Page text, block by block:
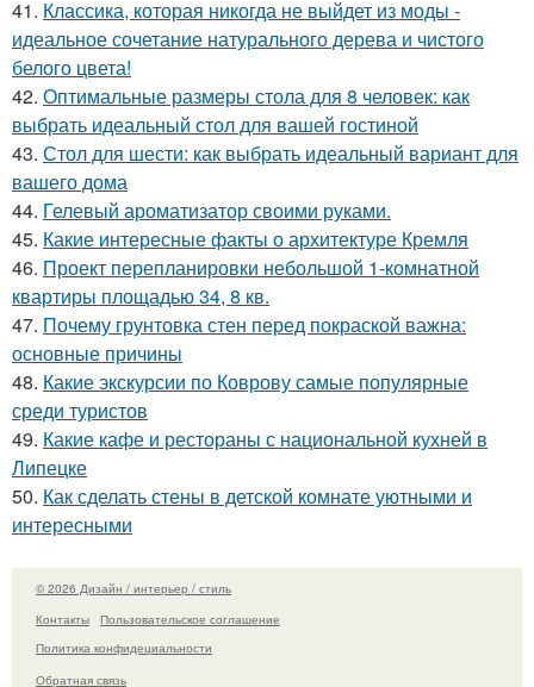
41. Классика, которая никогда не выйдет из моды -
идеальное сочетание натурального дерева и чистого
белого цвета!
42. Оптимальные размеры стола для 8 человек: как
выбрать идеальный стол для вашей гостиной
43. Стол для шести: как выбрать идеальный вариант для
вашего дома
44. Гелевый ароматизатор своими руками.
45. Какие интересные факты о архитектуре Кремля
46. Проект перепланировки небольшой 1-комнатной
квартиры площадью 34, 8 кв.
47. Почему грунтовка стен перед покраской важна:
основные причины
48. Какие экскурсии по Коврову самые популярные
среди туристов
49. Какие кафе и рестораны с национальной кухней в
Липецке
50. Как сделать стены в детской комнате уютными и
интересными
© 2026 Дизайн / интерьер / стиль
Контакты
Пользовательское соглашение
Политика конфидециальности
Обратная связь